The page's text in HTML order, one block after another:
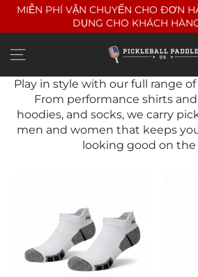
nội
MIỄN PHÍ VẬN CHUYỂN CHO ĐƠN
DỤNG CHO KHÁCH
Điều hướng trang web
Play in style with our full range
From performance shirts
hoodies, and socks, we carry
men and women that keeps
looking good on the